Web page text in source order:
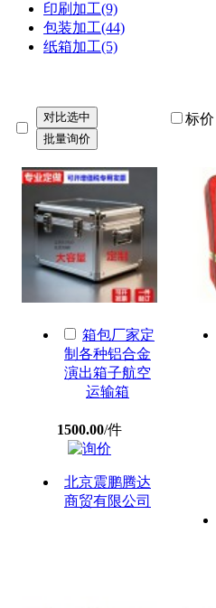
印刷加工(9)
包装加工(44)
纸箱加工(5)
标价
箱包厂家定
制各种铝合金
演出箱子航空
运输箱
1500.00/件
北京震鹏腾达
商贸有限公司